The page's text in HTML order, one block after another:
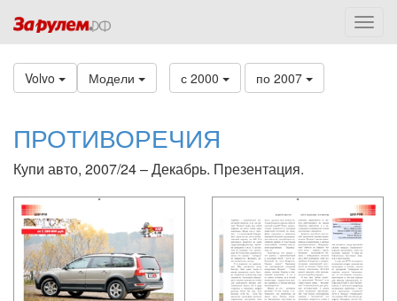
Volvo Модели с 2000 по 2007
ПРОТИВОРЕЧИЯ
Купи авто, 2007/24 – Декабрь. Презентация.